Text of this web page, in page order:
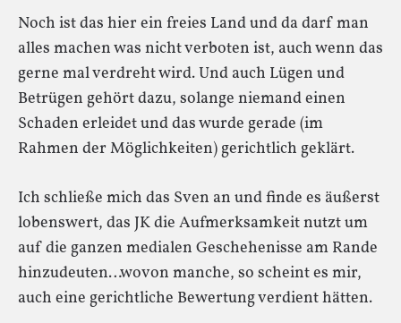
Noch ist das hier ein freies Land und da darf man
alles machen was nicht verboten ist, auch wenn das
gerne mal verdreht wird. Und auch Lügen und
Betrügen gehört dazu, solange niemand einen
Schaden erleidet und das wurde gerade (im
Rahmen der Möglichkeiten) gerichtlich geklärt.
Ich schließe mich das Sven an und finde es äußerst
lobenswert, das JK die Aufmerksamkeit nutzt um
auf die ganzen medialen Geschehenisse am Rande
hinzudeuten…wovon manche, so scheint es mir,
auch eine gerichtliche Bewertung verdient hätten.